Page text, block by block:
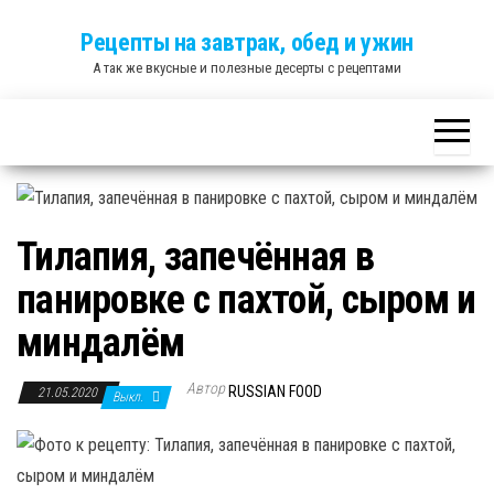
Рецепты на завтрак, обед и ужин
А так же вкусные и полезные десерты с рецептами
Тилапия, запечённая в
панировке с пахтой, сыром и
миндалём
21.05.2020 Выкл. Автор RUSSIAN FOOD